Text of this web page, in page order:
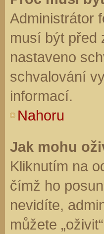
Administrátor
musí být před
nastaveno
schvalování
informací.
Nahoru
Jak mohu
Kliknutím na
čímž ho
nevidíte,
můžete